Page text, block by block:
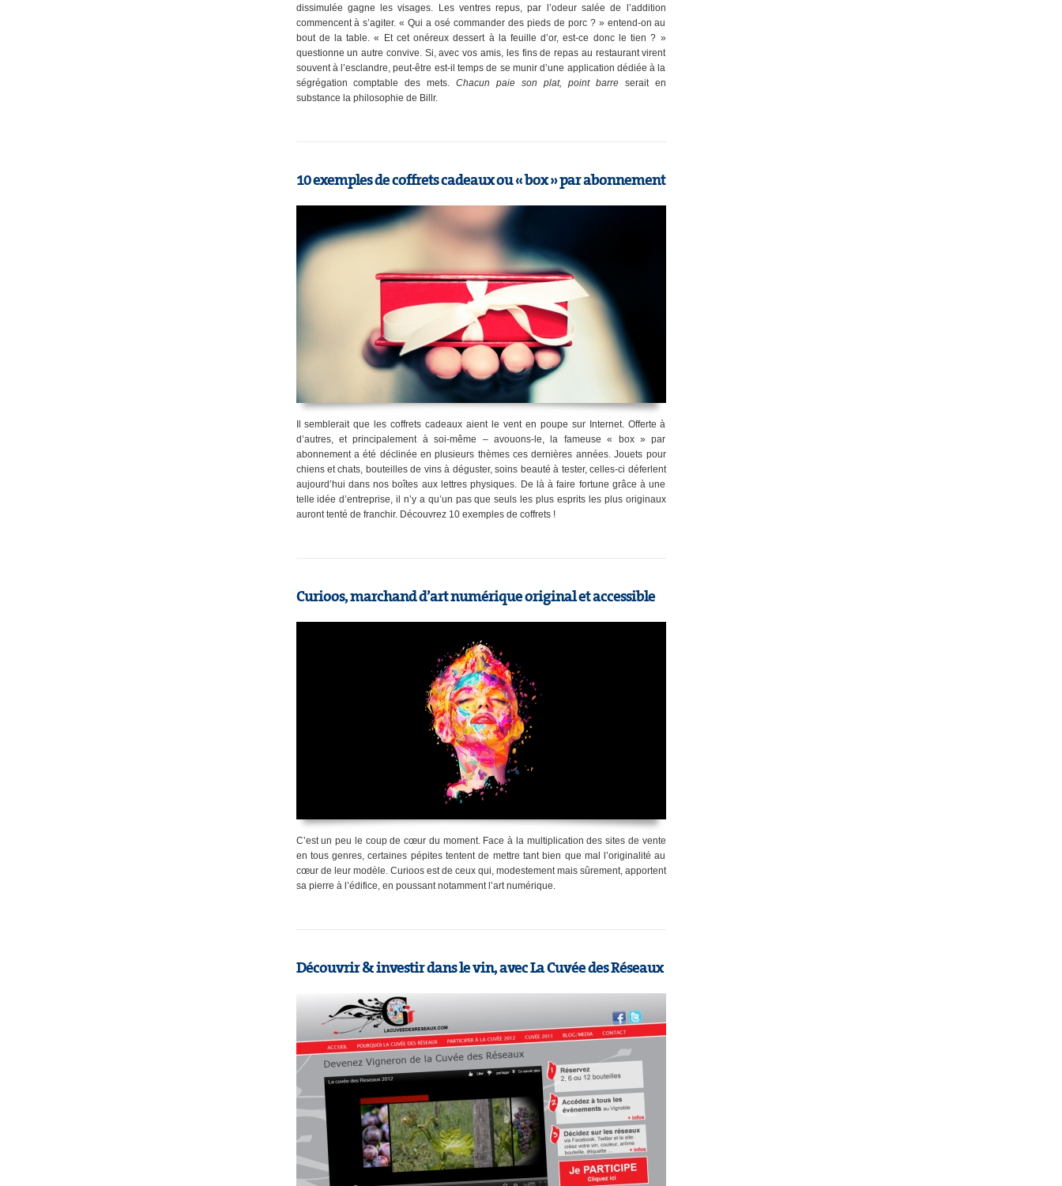
dissimulée gagne les visages. Les ventres repus, par l’odeur salée de l’addition
commencent à s’agiter. « Qui a osé commander des pieds de porc ? » entend-on au
bout de la table. « Et cet onéreux dessert à la feuille d’or, est-ce donc le tien ? »
questionne un autre convive. Si, avec vos amis, les fins de repas au restaurant virent
souvent à l’esclandre, peut-être est-il temps de se munir d’une application dédiée à la
ségrégation comptable des mets.Chacun paie son plat, point barreserait en
substance la philosophie de Billr.
10 exemples de coffrets cadeaux ou « box » par abonnement
Il semblerait que les coffrets cadeaux aient le vent en poupe sur Internet. Offerte à
d’autres, et principalement à soi-même – avouons-le, la fameuse « box » par
abonnement a été déclinée en plusieurs thèmes ces dernières années. Jouets pour
chiens et chats, bouteilles de vins à déguster, soins beauté à tester, celles-ci déferlent
aujourd’hui dans nos boîtes aux lettres physiques. De là à faire fortune grâce à une
telle idée d’entreprise, il n’y a qu’un pas que seuls les plus esprits les plus originaux
auront tenté de franchir. Découvrez 10 exemples de coffrets !
Curioos, marchand d’art numérique original et accessible
C’est un peu le coup de cœur du moment. Face à la multiplication des sites de vente
en tous genres, certaines pépites tentent de mettre tant bien que mal l’originalité au
cœur de leur modèle. Curioos est de ceux qui, modestement mais sûrement, apportent
sa pierre à l’édifice, en poussant notamment l’art numérique.
Découvrir & investir dans le vin, avec La Cuvée des Réseaux